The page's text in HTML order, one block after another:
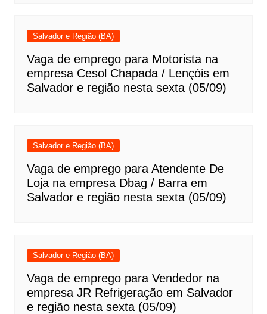
Salvador e Região (BA)
Vaga de emprego para Motorista na
empresa Cesol Chapada / Lençóis em
Salvador e região nesta sexta (05/09)
Salvador e Região (BA)
Vaga de emprego para Atendente De
Loja na empresa Dbag / Barra em
Salvador e região nesta sexta (05/09)
Salvador e Região (BA)
Vaga de emprego para Vendedor na
empresa JR Refrigeração em Salvador
e região nesta sexta (05/09)